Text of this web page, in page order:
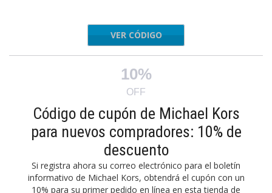
a Email
VER CÓDIGO
10%
OFF
Código de cupón de Michael Kors
para nuevos compradores: 10% de
descuento
Si registra ahora su correo electrónico para el boletín
informativo de Michael Kors, obtendrá el cupón con un
10% para su primer pedido en línea en esta tienda de